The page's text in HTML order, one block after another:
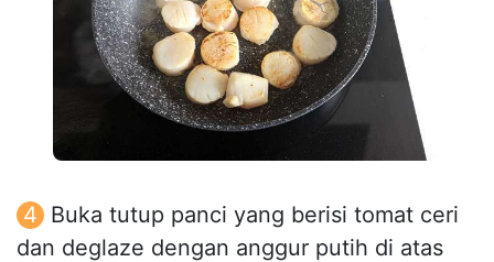
Buka tutup panci yang berisi tomat ceri
dan deglaze dengan anggur putih di atas